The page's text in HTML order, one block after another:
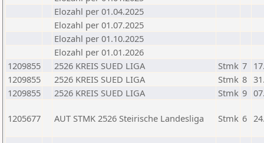
Elozahl per 01.04.2025
Elozahl per 01.07.2025
Elozahl per 01.10.2025
Elozahl per 01.01.2026
1209855
2526 KREIS SUED LIGA Stmk 7
1209855
2526 KREIS SUED LIGA Stmk 8
1209855
2526 KREIS SUED LIGA Stmk 9
1205677 AUT STMK 2526 Steirische Landesliga Stmk 6